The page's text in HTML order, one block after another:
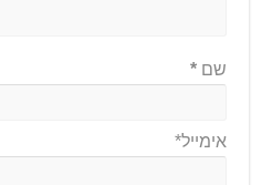
שם*
אימייל*